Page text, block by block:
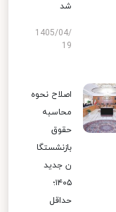
شد
1405/04/
19
اصلاح نحوه
محاسبه
حقوق
بازنشستگا
ن جدید
۱۴۰۵؛
حداقل